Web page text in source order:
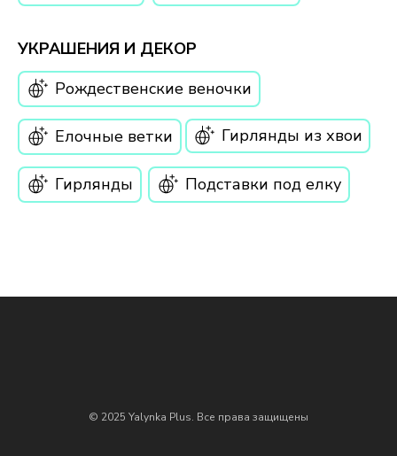
Гирлянды Подставки под елку
Гирлянды из хвои
Елочные ветки
Рождественские веночки
УКРАШЕНИЯ И ДЕКОР
© 2025 Yalynka Plus. Все права защищены